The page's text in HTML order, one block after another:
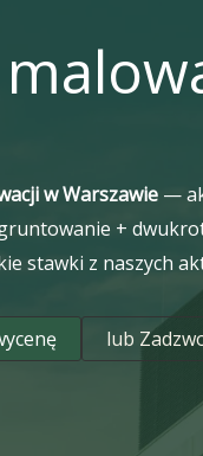
w Warszawie —
+
stawki z naszych
lub